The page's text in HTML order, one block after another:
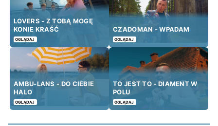
LOVERS - Z TOBĄ MOGĘ
KONIE KRAŚĆ
OGLĄDAJ
CZADOMAN - WPADAM
OGLĄDAJ
AMBU-LANS - DO CIEBIE
HALO
OGLĄDAJ
TO JEST TO - DIAMENT W
POLU
OGLĄDAJ